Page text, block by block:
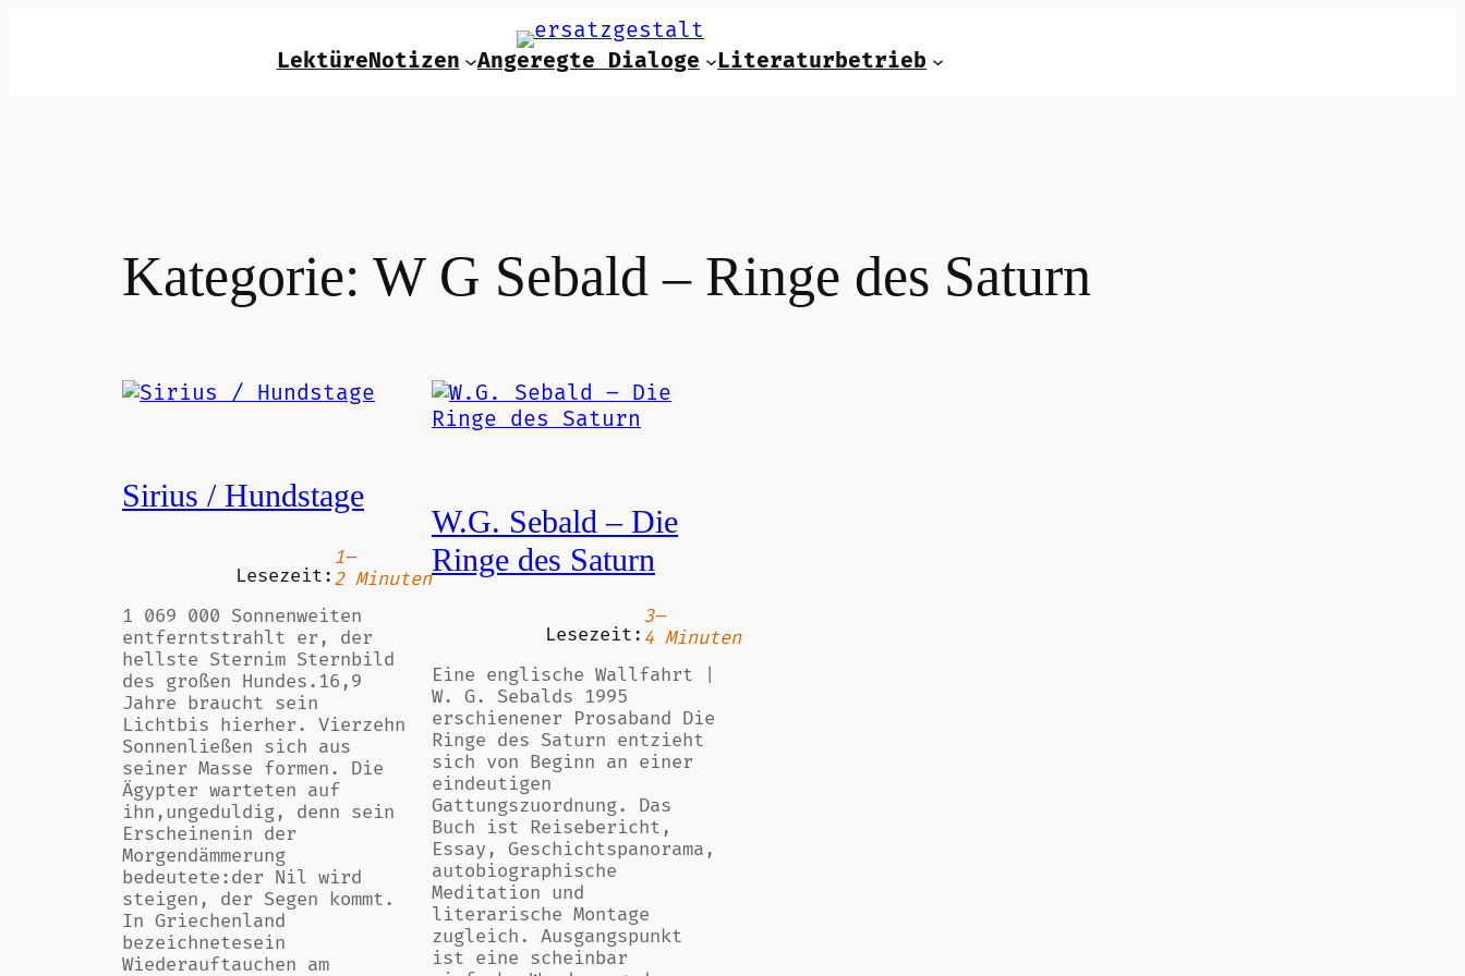
LektüreNotizen Angeregte Dialoge Literaturbetrieb
Kategorie: W G Sebald – Ringe des Saturn
Sirius / Hundstage
Lesezeit:
1–
2 Minuten
1 069 000 Sonnenweiten
entferntstrahlt er, der
hellste Sternim Sternbild
des großen Hundes.16,9
Jahre braucht sein
Lichtbis hierher. Vierzehn
Sonnenließen sich aus
seiner Masse formen. Die
Ägypter warteten auf
ihn,ungeduldig, denn sein
Erscheinenin der
Morgendämmerung
bedeutete:der Nil wird
steigen, der Segen kommt.
In Griechenland
bezeichnetesein
Wiederauftauchen am
W.G. Sebald – Die
Ringe des Saturn
Lesezeit:
3–
4 Minuten
Eine englische Wallfahrt |
W. G. Sebalds 1995
erschienener Prosaband Die
Ringe des Saturn entzieht
sich von Beginn an einer
eindeutigen
Gattungszuordnung. Das
Buch ist Reisebericht,
Essay, Geschichtspanorama,
autobiographische
Meditation und
literarische Montage
zugleich. Ausgangspunkt
ist eine scheinbar